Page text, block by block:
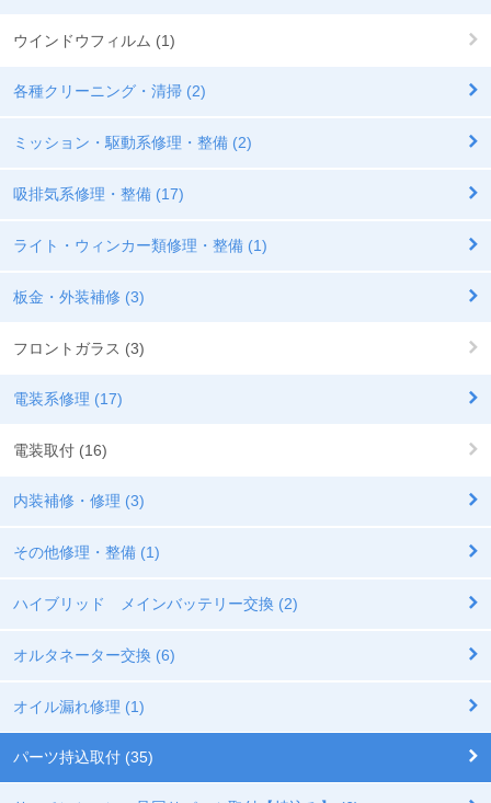
ウインドウフィルム (1)
各種クリーニング・清掃 (2)
ミッション・駆動系修理・整備 (2)
吸排気系修理・整備 (17)
ライト・ウィンカー類修理・整備 (1)
板金・外装補修 (3)
フロントガラス (3)
電装系修理 (17)
電装取付 (16)
内装補修・修理 (3)
その他修理・整備 (1)
ハイブリッド メインバッテリー交換 (2)
オルタネーター交換 (6)
オイル漏れ修理 (1)
パーツ持込取付 (35)